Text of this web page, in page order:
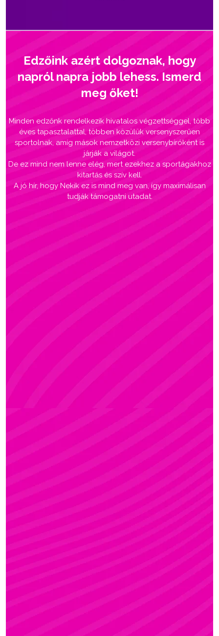
Edzőink azért dolgoznak, hogy
napról napra jobb lehess. Ismerd
meg őket!
Minden edzőnk rendelkezik hivatalos végzettséggel, több
éves tapasztalattal, többen közülük versenyszerűen
sportolnak, amíg mások nemzetközi versenybíróként is
járják a világot.
De ez mind nem lenne elég, mert ezekhez a sportágakhoz
kitartás és szív kell.
A jó hír, hogy Nekik ez is mind meg van, így maximálisan
tudják támogatni utadat.